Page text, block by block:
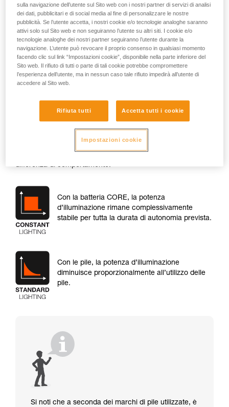
Potenza
All’accensione della lampada, la sua potenza è
sostanzialmente la stessa se si usassero delle pile o una
batteria CORE. La differenza di potenza all’accensione può
differenza di comportamento:
Con la batteria CORE, la potenza
d’illuminazione rimane complessivamente
stabile per tutta la durata di autonomia prevista.
Con le pile, la potenza d’illuminazione
diminuisce proporzionalmente all’utilizzo delle
pile.
Si noti che a seconda dei marchi di pile utilizzate, è
sulla navigazione dell’utente sul Sito web con i nostri partner di servizi di analisi
dei dati, pubblicitari e di social media al fine di personalizzare le nostre
pubblicità. Se l’utente accetta, i nostri cookie e/o tecnologie analoghe saranno
attivi solo sul Sito web e non seguiranno l’utente su altri siti. I cookie e/o
tecnologie analoghe dei nostri partner seguiranno l’utente durante la
navigazione. L’utente può revocare il proprio consenso in qualsiasi momento
facendo clic sul link “Impostazioni cookie”, disponibile nella parte inferiore del
Sito web. Il rifiuto di tutti o parte di tali cookie potrebbe compromettere
l’esperienza dell’utente, ma in nessun caso tale rifiuto impedirà all’utente di
accedere al Sito web.
Rifiuta tutti Accetta tutti i cookie
Impostazioni cookie